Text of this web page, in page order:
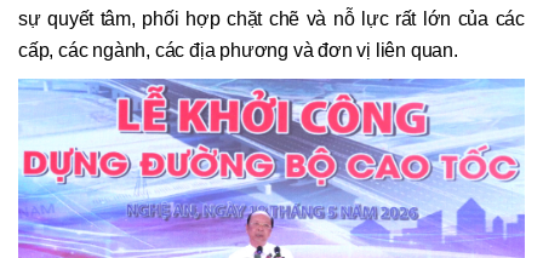
sự quyết tâm, phối hợp chặt chẽ và nỗ lực rất lớn của các
cấp, các ngành, các địa phương và đơn vị liên quan.